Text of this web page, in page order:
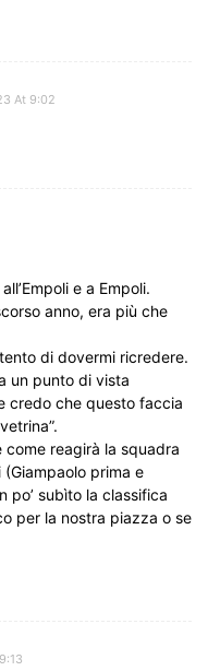
At 9:02
e a Empoli.
anno, era più che
di dovermi ricredere.
un punto di vista
credo che questo faccia
reagirà la squadra
prima e
po’ subìto la classifica
per la nostra piazza o se